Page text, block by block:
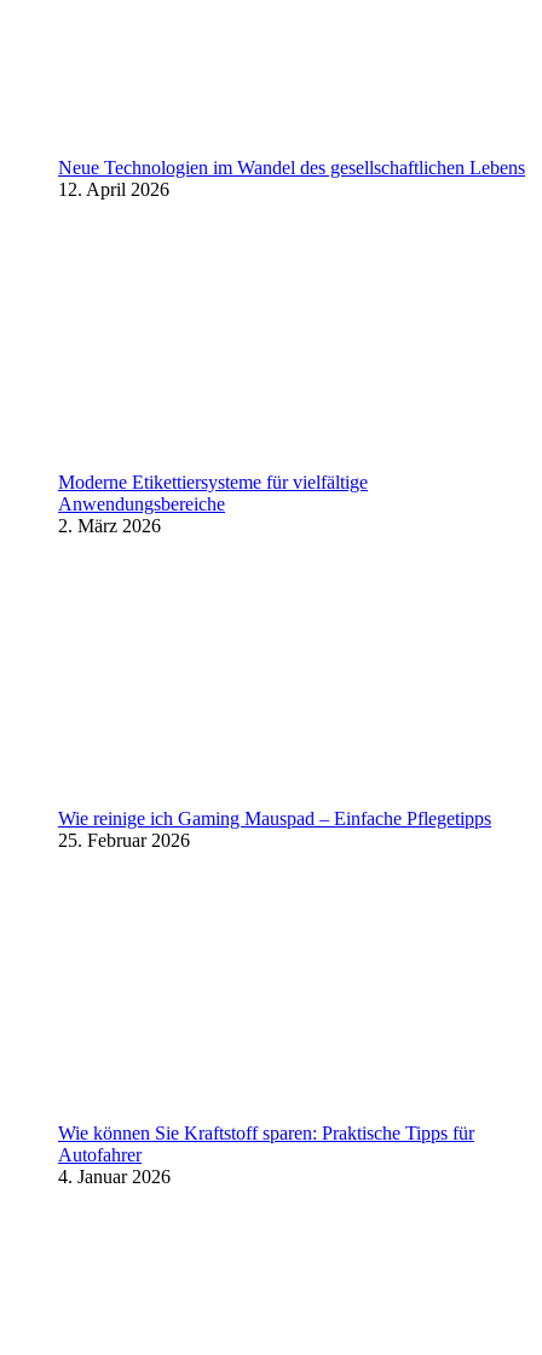
Neue Technologien im Wandel des gesellschaftlichen Lebens
12. April 2026
Moderne Etikettiersysteme für vielfältige
Anwendungsbereiche
2. März 2026
Wie reinige ich Gaming Mauspad – Einfache Pflegetipps
25. Februar 2026
Wie können Sie Kraftstoff sparen: Praktische Tipps für
Autofahrer
4. Januar 2026